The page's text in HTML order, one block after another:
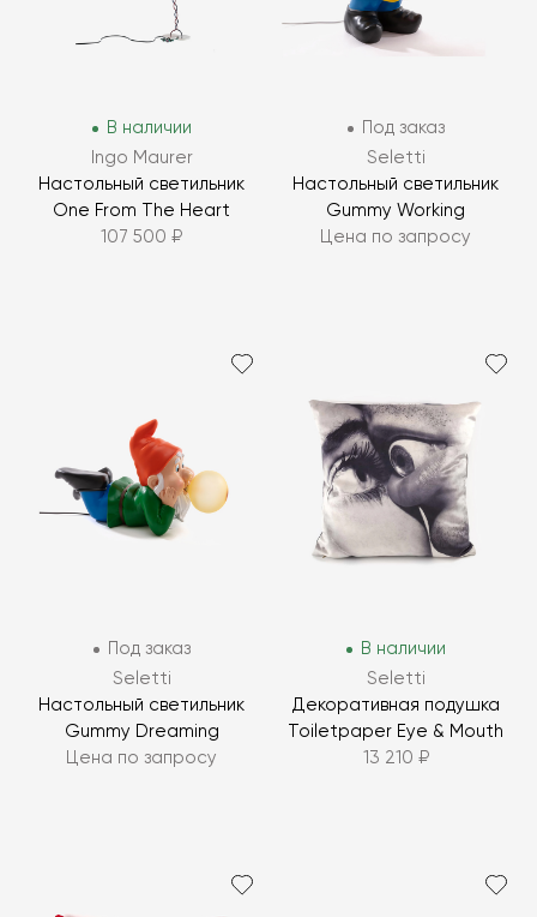
В наличии
Ingo Maurer
Настольный светильник
One From The Heart
107 500 ₽
Под заказ
Seletti
Настольный светильник
Gummy Working
Цена по запросу
Под заказ
Seletti
Настольный светильник
Gummy Dreaming
Цена по запросу
В наличии
Seletti
Декоративная подушка
Toiletpaper Eye & Mouth
13 210 ₽